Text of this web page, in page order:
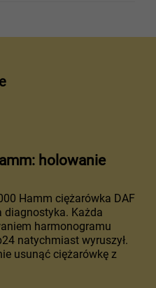
holowanie
Hamm ciężarówka DAF
diagnostyka. Każda
harmonogramu
natychmiast wyruszył.
usunąć ciężarówkę z